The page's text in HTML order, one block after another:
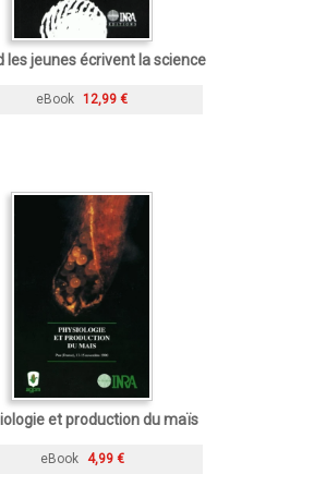
les jeunes écrivent la science
eBook 12,99 €
et production du maïs
eBook 4,99 €